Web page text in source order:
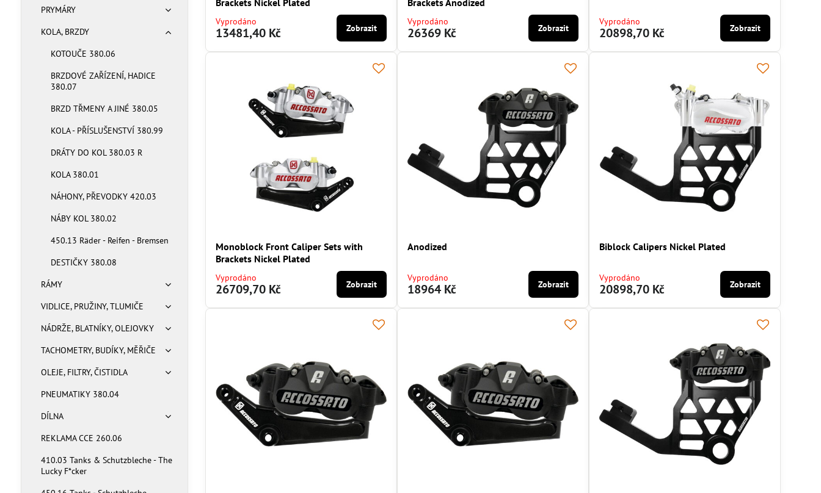
Brackets Nickel Plated
Vyprodáno
13481,40 Kč Zobrazit
Brackets Anodized
Vyprodáno
26369 Kč Zobrazit
Vyprodáno
20898,70 Kč Zobrazit
Monoblock Front Caliper Sets with
Brackets Nickel Plated
Vyprodáno
26709,70 Kč Zobrazit
Anodized
Vyprodáno
18964 Kč Zobrazit
Biblock Calipers Nickel Plated
Vyprodáno
20898,70 Kč Zobrazit
PRYMÁRY
KOLA, BRZDY
KOTOUČE 380.06
BRZDOVÉ ZAŘÍZENÍ, HADICE
380.07
BRZD TŘMENY A JINÉ 380.05
KOLA - PŘÍSLUŠENSTVÍ 380.99
DRÁTY DO KOL 380.03 R
KOLA 380.01
NÁHONY, PŘEVODKY 420.03
NÁBY KOL 380.02
450.13 Räder - Reifen - Bremsen
DESTIČKY 380.08
RÁMY
VIDLICE, PRUŽINY, TLUMIČE
NÁDRŽE, BLATNÍKY, OLEJOVKY
TACHOMETRY, BUDÍKY, MĚŘIČE
OLEJE, FILTRY, ČISTIDLA
PNEUMATIKY 380.04
DÍLNA
REKLAMA CCE 260.06
410.03 Tanks & Schutzbleche - The
Lucky F*cker